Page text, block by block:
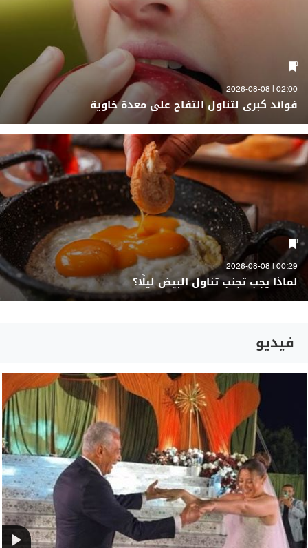
02:00 | 2026-08-08
فوائد كبرى لتناول التفاح على معدة خاوية
00:29 | 2026-08-08
لماذا يجب تجنب تناول البيض ليلًا؟
فيديو